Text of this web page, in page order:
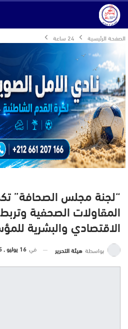
الصفحة الرئيسية 24 ساعة
“لجنة مجلس
المقاولات الصحفية وتربط
الاقتصادي والبشرية
بواسطة هيئة التحرير في 16 يوليو , 2025